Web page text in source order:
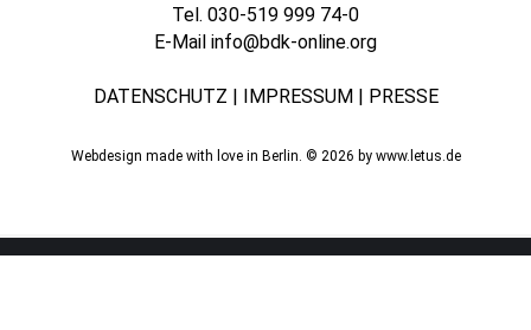
Tel. 030-519 999 74-0
E-Mail info@bdk-online.org
DATENSCHUTZ | IMPRESSUM| PRESSE
Webdesign made with love in Berlin. © 2026 by www.letus.de